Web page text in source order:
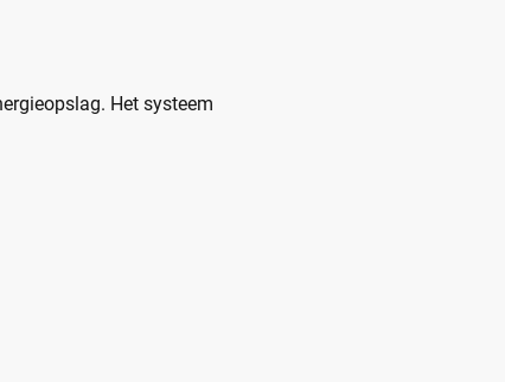
Het systeem